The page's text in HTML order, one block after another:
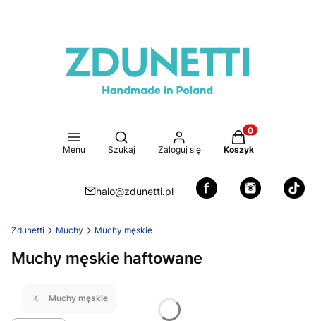
Menu
Otwórz wyszukiwarkę
Szukaj Zaloguj się
Produkty w
Koszyk
halo@zdunetti.pl
Zdunetti Muchy Muchy męskie
Muchy męskie haftowane
Muchy męskie